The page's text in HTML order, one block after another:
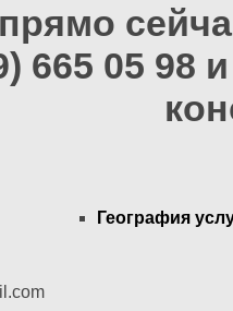
665 05 98
География